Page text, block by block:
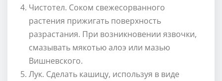
Чистотел. Соком свежесорванного
растения прижигать поверхность
разрастания. При возникновении язвочки,
смазывать мякотью алоэ или мазью
Вишневского.
Лук. Сделать кашицу, используя в виде